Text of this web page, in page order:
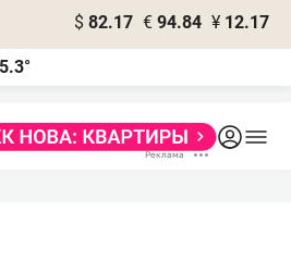
$ 82.17 € 94.84 ¥ 12.17